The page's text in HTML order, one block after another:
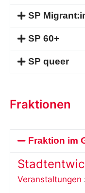
SP
SP 60+
SP queer
Fraktionen
Fraktion im
Veranstaltungen